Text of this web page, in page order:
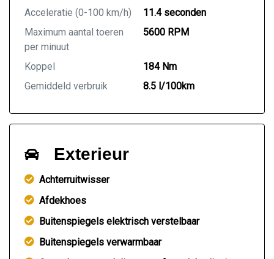
Acceleratie (0-100 km/h)
11.4 seconden
Maximum aantal toeren
per minuut
5600 RPM
Koppel
184 Nm
Gemiddeld verbruik
8.5 l/100km
Exterieur
Achterruitwisser
Afdekhoes
Buitenspiegels elektrisch verstelbaar
Buitenspiegels verwarmbaar